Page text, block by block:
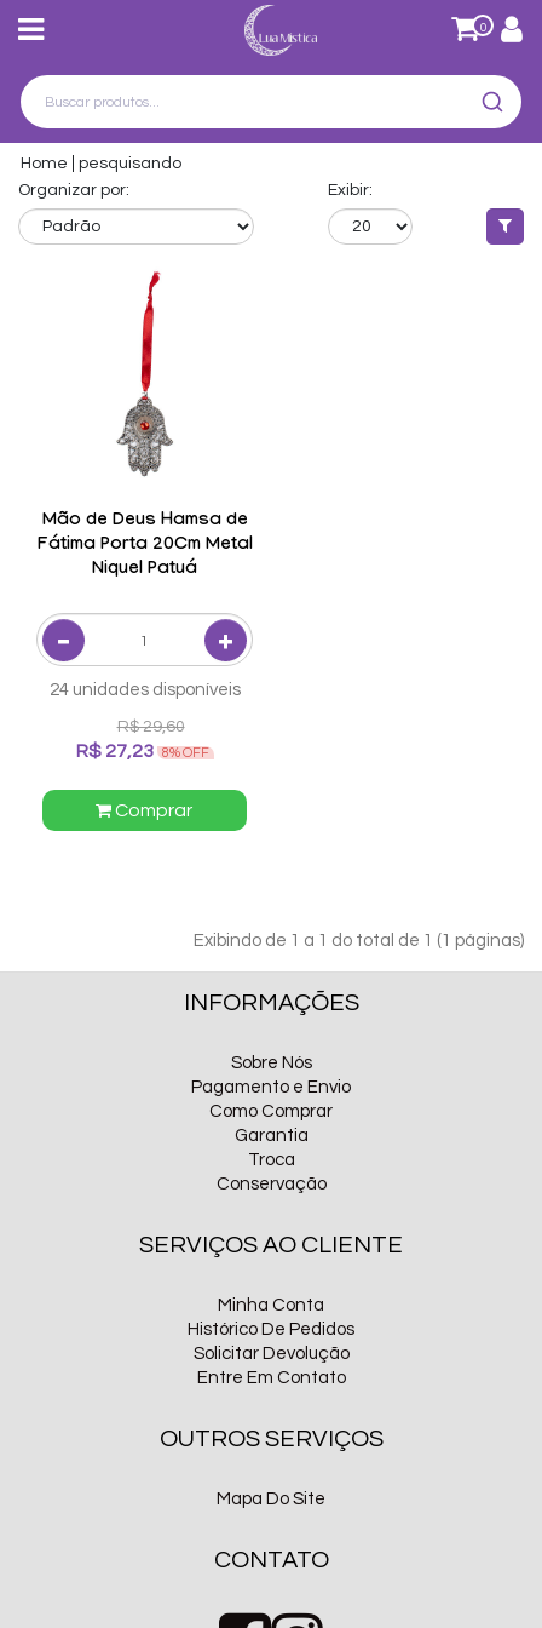
0
Home
pesquisando
Organizar por:
Exibir:
Mão de Deus Hamsa de
Fátima Porta 20Cm Metal
Niquel Patuá
24 unidades disponíveis
R$ 29,60
R$ 27,23 8% OFF
Comprar
Exibindo de 1 a 1 do total de 1 (1 páginas)
INFORMAÇÕES
Sobre Nós
Pagamento e Envio
Como Comprar
Garantia
Troca
Conservação
SERVIÇOS AO CLIENTE
Minha Conta
Histórico De Pedidos
Solicitar Devolução
Entre Em Contato
OUTROS SERVIÇOS
Mapa Do Site
CONTATO